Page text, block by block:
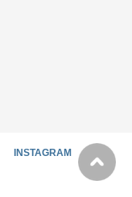
INSTAGRAM